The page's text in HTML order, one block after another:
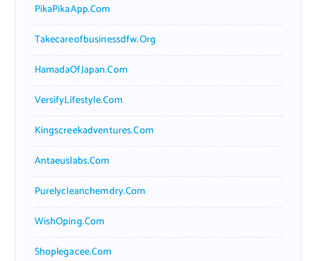
PikaPikaApp.com
Takecareofbusinessdfw.org
HamadaOfJapan.com
VersifyLifestyle.com
Kingscreekadventures.com
Antaeuslabs.com
Purelycleanchemdry.com
WishOping.com
Shoplegacee.com